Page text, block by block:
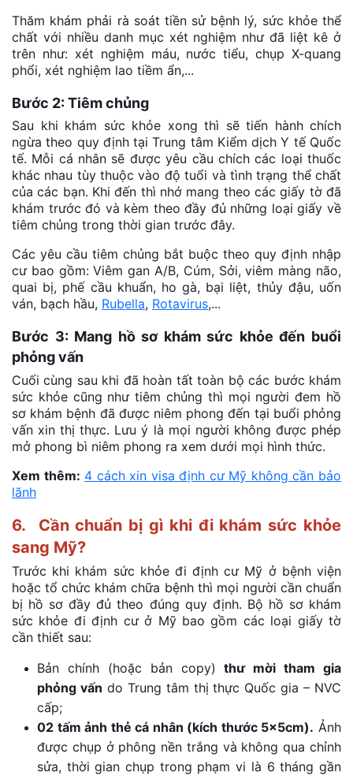
Thăm khám phải rà soát tiền sử bệnh lý, sức khỏe thể
chất với nhiều danh mục xét nghiệm như đã liệt kê ở
trên như: xét nghiệm máu, nước tiểu, chụp X-quang
phổi, xét nghiệm lao tiềm ẩn,...
Bước 2: Tiêm chủng
Sau khi khám sức khỏe xong thì sẽ tiến hành chích
ngừa theo quy định tại Trung tâm Kiểm dịch Y tế Quốc
tế. Mỗi cá nhân sẽ được yêu cầu chích các loại thuốc
khác nhau tùy thuộc vào độ tuổi và tình trạng thể chất
của các bạn. Khi đến thì nhớ mang theo các giấy tờ đã
khám trước đó và kèm theo đầy đủ những loại giấy về
tiêm chủng trong thời gian trước đây.
Các yêu cầu tiêm chủng bắt buộc theo quy định nhập
cư bao gồm: Viêm gan A/B, Cúm, Sởi, viêm màng não,
quai bị, phế cầu khuẩn, ho gà, bại liệt, thủy đậu, uốn
ván, bạch hầu, Rubella, Rotavirus,...
Bước 3: Mang hồ sơ khám sức khỏe đến buổi
phỏng vấn
Cuối cùng sau khi đã hoàn tất toàn bộ các bước khám
sức khỏe cũng như tiêm chủng thì mọi người đem hồ
sơ khám bệnh đã được niêm phong đến tại buổi phỏng
vấn xin thị thực. Lưu ý là mọi người không được phép
mở phong bì niêm phong ra xem dưới mọi hình thức.
Xem thêm: 4 cách xin visa định cư Mỹ không cần bảo
lãnh
6. Cần chuẩn bị gì khi đi khám sức khỏe
sang Mỹ?
Trước khi khám sức khỏe đi định cư Mỹ ở bệnh viện
hoặc tổ chức khám chữa bệnh thì mọi người cần chuẩn
bị hồ sơ đầy đủ theo đúng quy định. Bộ hồ sơ khám
sức khỏe đi định cư ở Mỹ bao gồm các loại giấy tờ
cần thiết sau:
Bản chính (hoặc bản copy) thư mời tham gia
phỏng vấn do Trung tâm thị thực Quốc gia – NVC
cấp;
02 tấm ảnh thẻ cá nhân (kích thước 5x5cm). Ảnh
được chụp ở phông nền trắng và không qua chỉnh
sửa, thời gian chụp trong phạm vi là 6 tháng gần